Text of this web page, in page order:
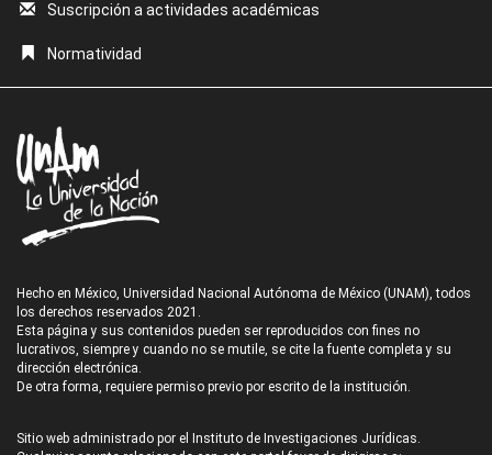
Suscripción a actividades académicas
Normatividad
Hecho en México, Universidad Nacional Autónoma de México (UNAM), todos
los derechos reservados 2021.
Esta página y sus contenidos pueden ser reproducidos con fines no
lucrativos, siempre y cuando no se mutile, se cite la fuente completa y su
dirección electrónica.
De otra forma, requiere permiso previo por escrito de la institución.
Sitio web administrado por el Instituto de Investigaciones Jurídicas.